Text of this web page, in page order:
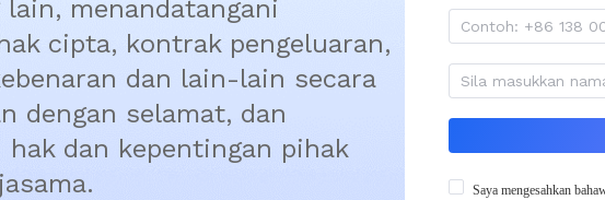
lain, menandatangani
cipta, kontrak pengeluaran,
dan lain-lain secara
dengan selamat, dan
hak dan kepentingan pihak
Saya mengesahkan